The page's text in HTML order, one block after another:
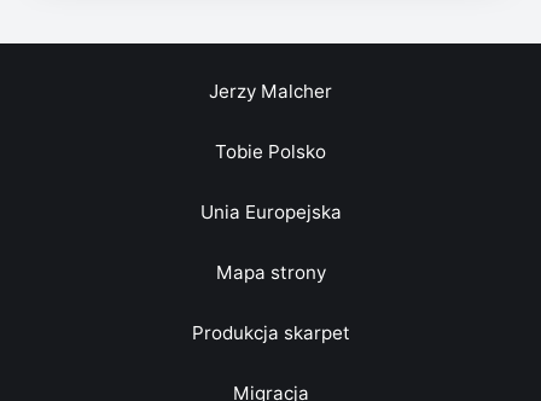
Jerzy Malcher
Tobie Polsko
Unia Europejska
Mapa strony
Produkcja skarpet
Migracja